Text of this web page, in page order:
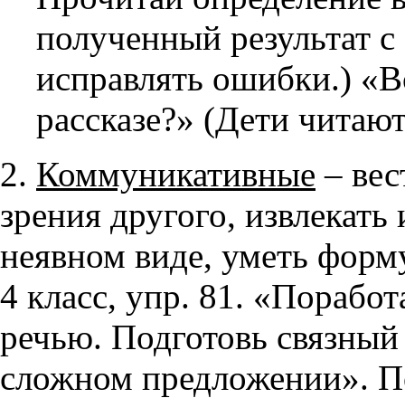
полученный результат
исправлять ошибки.)
рассказе?» (Дети
2. Коммуникативные –
зрения другого,
неявном виде, уметь
4 класс, упр. 81.
речью. Подготовь
сложном предложении».